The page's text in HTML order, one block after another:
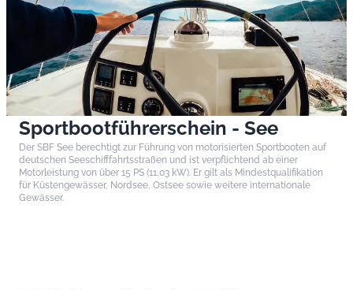
Sportbootführerschein - See
Der SBF See berechtigt zur Führung von motorisierten Sportbooten auf
deutschen Seeschifffahrtsstraßen und ist verpflichtend ab einer
Motorleistung von über 15 PS (11,03 kW). Er gilt als Mindestqualifikation
für Küstengewässer, Nordsee, Ostsee sowie weitere internationale
Gewässer.